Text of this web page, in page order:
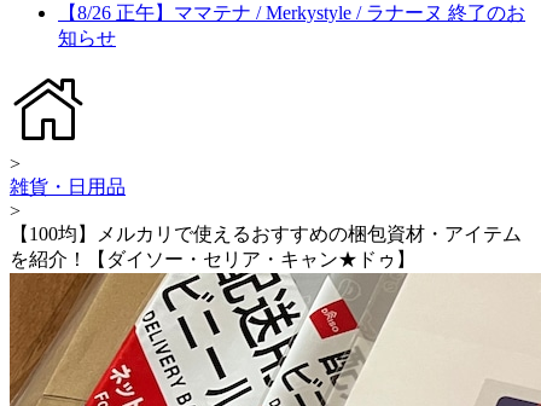
【8/26 正午】ママテナ / Merkystyle / ラナーヌ 終了のお
知らせ
>
雑貨・日用品
>
【100均】メルカリで使えるおすすめの梱包資材・アイテム
を紹介！【ダイソー・セリア・キャン★ドゥ】